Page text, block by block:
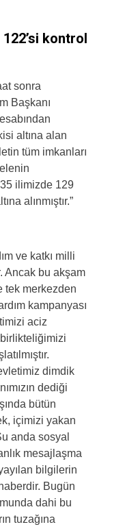
122’si kontrol
sonra
Başkanı
altına alan
tüm imkanları
ilimizde 129
alınmıştır.”
ve katkı milli
Ancak bu akşam
tek merkezden
kampanyası
aciz
dimdik
dediği
bütün
içimizi yakan
anda sosyal
mesajlaşma
bilgilerin
Bugün
dahi bu
tuzağına